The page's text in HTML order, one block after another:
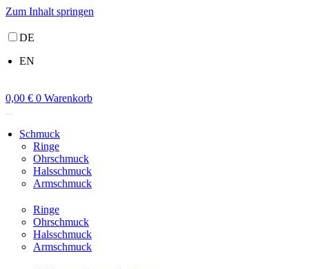
Zum Inhalt springen
DE
EN
0,00 € 0 Warenkorb
Schmuck
Ringe
Ohrschmuck
Halsschmuck
Armschmuck
Ringe
Ohrschmuck
Halsschmuck
Armschmuck